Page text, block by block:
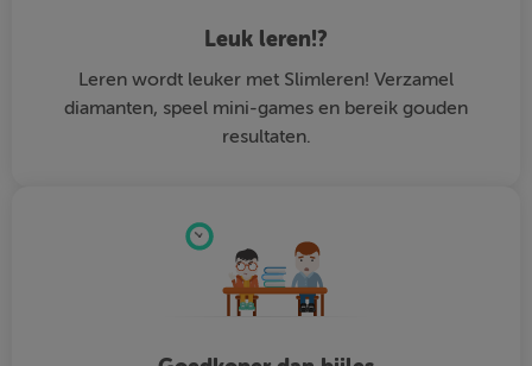
Leuk leren!?
Leren wordt leuker met Slimleren! Verzamel
diamanten, speel mini-games en bereik gouden
resultaten.